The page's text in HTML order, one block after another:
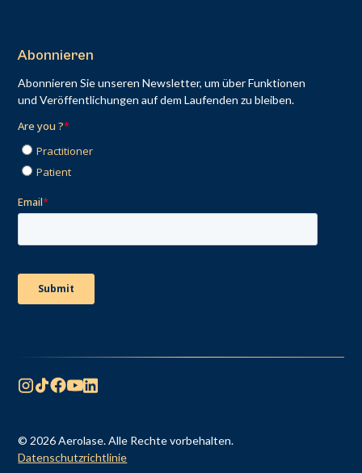
Abonnieren
Abonnieren Sie unseren Newsletter, um über Funktionen
und Veröffentlichungen auf dem Laufenden zu bleiben.
© 2026 Aerolase. Alle Rechte vorbehalten.
Datenschutzrichtlinie